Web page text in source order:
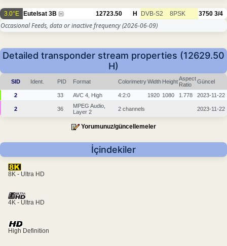
3.0°E Eutelsat 3B 12723.50 H DVB-S2 8PSK 3750 3/4
Occasional Feeds, data or inactive frequency(2026-06-09)
Detailed transponder stream properties (12629.50
H)
SID Ident. PID Format ColorimetryWidth HeightAspect
Ratio
Güncel
2 33 AVC 4, High 4:2:0 1920 1080 1.778 2023-11-22
2 36
MPEG Audio,
Layer 2
2 channels 2023-11-22
Yorumunuz/güncellemeler
İçindekiler
8K - Ultra HD
4K - Ultra HD
High Definition